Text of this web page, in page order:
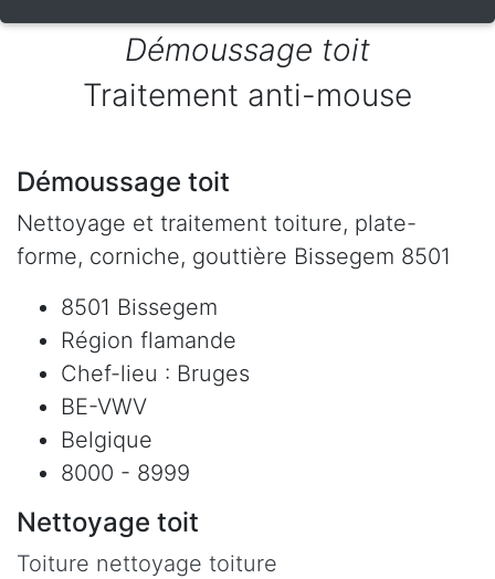
Démoussage toit
Traitement anti-mouse
Démoussage toit
Nettoyage et traitement toiture, plate-
forme, corniche, gouttière Bissegem 8501
8501 Bissegem
Région flamande
Chef-lieu : Bruges
BE-VWV
Belgique
8000 - 8999
Nettoyage toit
Toiture nettoyage toiture